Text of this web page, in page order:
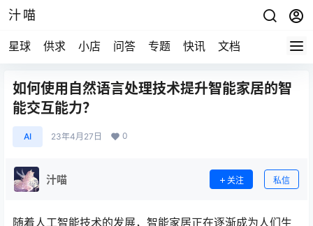
汁喵
星球 供求 小店 问答 专题 快讯 文档
如何使用自然语言处理技术提升智能家居的智
能交互能力？
AI 23年4月27日 0
汁喵 关注 私信
随着人工智能技术的发展，智能家居正在逐渐成为人们生